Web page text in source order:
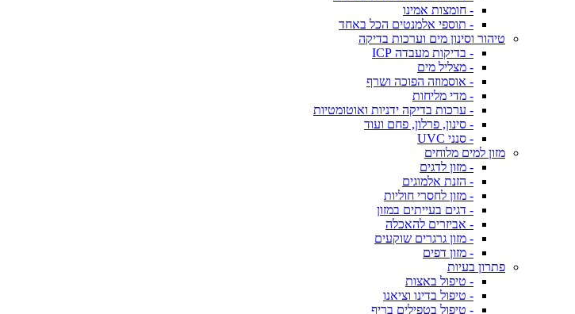
- חומצות אמינו
- תוספי אלמנטים הכל באחד
טיהור וסינון מים וערכות בדיקה
- בדיקות מעבדה ICP
- מצליל מים
- אוסמוזה הפוכה ושרף
- מדי מליחות
- ערכות בדיקה ידניות ואוטומטיות
- סינון, פרלון, פחם ועוד
- סנני UVC
מזון למים מלוחים
- מזון לדגים
- הזנת אלמוגים
- מזון לחסרי חוליות
- דגים בעייתים במזון
- אביזרים להאכלה
- מזון גרגרים שוקעים
- מזון דפים
פתרון בעיות
- טיפול באצות
- טיפול בדינו וציאנו
- טיפול בטפילים בריף